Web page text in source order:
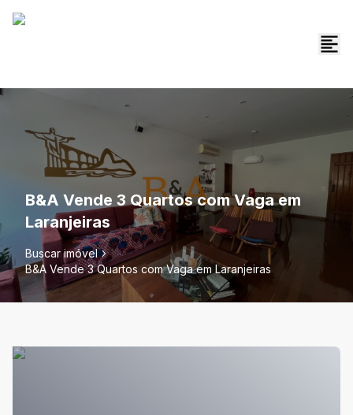
B&A Vende 3 Quartos com Vaga em
Laranjeiras
Buscar imóvel
B&A Vende 3 Quartos com Vaga em Laranjeiras